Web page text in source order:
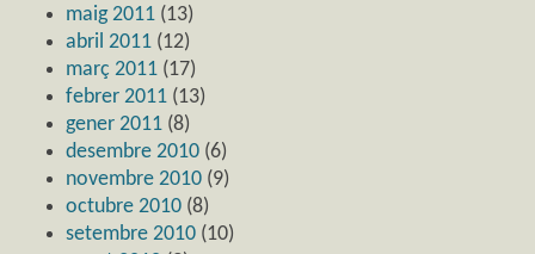
maig 2011 (13)
abril 2011 (12)
març 2011 (17)
febrer 2011 (13)
gener 2011 (8)
desembre 2010 (6)
novembre 2010 (9)
octubre 2010 (8)
setembre 2010 (10)